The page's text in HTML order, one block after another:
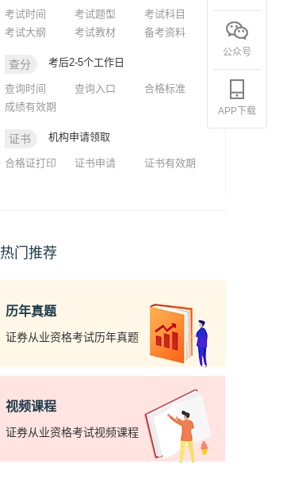
考试时间 考试题型
考试科目
考试大纲
考试教材 备考资料
查分 考后2-5个工作日
查询时间 查询入口
合格标准
成绩有效期
证书 机构申请领取
合格证打印 证书申请 证书有效期
热门推荐
历年真题
证券从业资格考试历年真题
视频课程
证券从业资格考试视频课程
公众号
APP下载